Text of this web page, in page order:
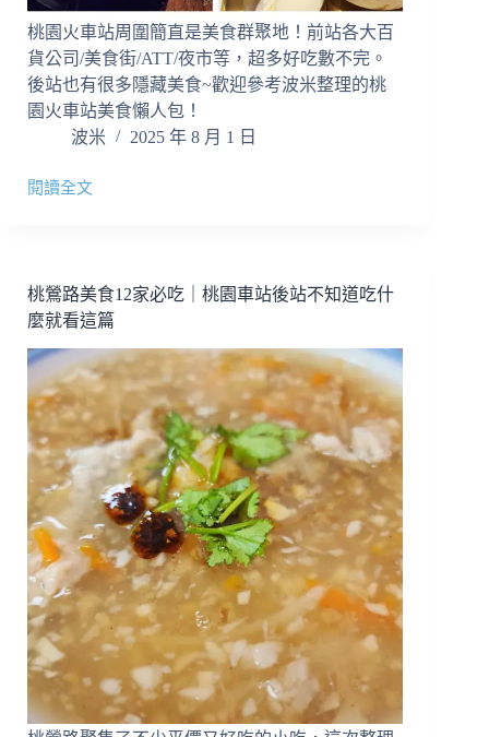
花
枝
燒。
罪
惡
把
桃園火車站周圍簡直是美食群聚地！前站各大百
貨公司/美食街/ATT/夜市等，超多好吃數不完。
後站也有很多隱藏美食~歡迎參考波米整理的桃
園火車站美食懶人包！
波米
2025 年 8 月 1 日
閱讀全文
【桃
站
美
懶
人
包】
27
家
園
前
站
後
站、
夜
市
美
食
介
紹
桃鶯路美食12家必吃｜桃園車站後站不知道吃什
麼就看這篇